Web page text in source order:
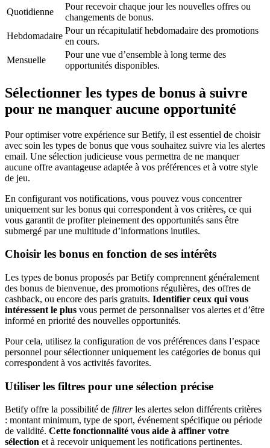
Quotidienne
Pour recevoir chaque jour les nouvelles offres ou
changements de bonus.
Hebdomadaire
Pour un récapitulatif hebdomadaire des promotions
en cours.
Mensuelle
Pour une vue d’ensemble à long terme des
opportunités disponibles.
Sélectionner les types de bonus à suivre
pour ne manquer aucune opportunité
Pour optimiser votre expérience sur Betify, il est essentiel de choisir
avec soin les types de bonus que vous souhaitez suivre via les alertes
email. Une sélection judicieuse vous permettra de ne manquer
aucune offre avantageuse adaptée à vos préférences et à votre style
de jeu.
En configurant vos notifications, vous pouvez vous concentrer
uniquement sur les bonus qui correspondent à vos critères, ce qui
vous garantit de profiter pleinement des opportunités sans être
submergé par une multitude d’informations inutiles.
Choisir les bonus en fonction de ses intérêts
Les types de bonus proposés par Betify comprennent généralement
des bonus de bienvenue, des promotions régulières, des offres de
cashback, ou encore des paris gratuits. Identifier ceux qui vous
intéressent le plus vous permet de personnaliser vos alertes et d’être
informé en priorité des nouvelles opportunités.
Pour cela, utilisez la configuration de vos préférences dans l’espace
personnel pour sélectionner uniquement les catégories de bonus qui
correspondent à vos activités favorites.
Utiliser les filtres pour une sélection précise
Betify offre la possibilité de filtrerles alertes selon différents critères
: montant minimum, type de sport, événement spécifique ou période
de validité. Cette fonctionnalité vous aide à affiner votre
sélection et à recevoir uniquement les notifications pertinentes.